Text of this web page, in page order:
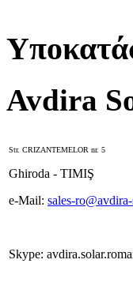
Avdira
Str. CRIZANTEMELOR nr. 5
Ghiroda - TIMIŞ
e-Mail: sales-
Skype: